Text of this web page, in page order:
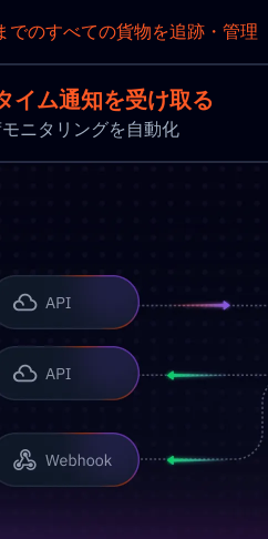
でのすべての貨物を追跡・管理
イム通知を受け取る
ニタリングを自動化